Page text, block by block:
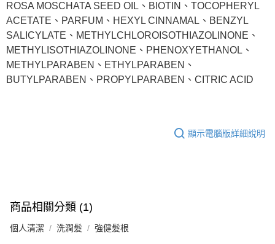
ROSA MOSCHATA SEED OIL、BIOTIN、TOCOPHERYL
ACETATE、PARFUM、HEXYL CINNAMAL、BENZYL
SALICYLATE、METHYLCHLOROISOTHIAZOLINONE、
METHYLISOTHIAZOLINONE、PHENOXYETHANOL、
METHYLPARABEN、ETHYLPARABEN、
BUTYLPARABEN、PROPYLPARABEN、CITRIC ACID
顯示電腦版詳細說明
商品相關分類 (1)
個人清潔 洗潤髮 強健髮根